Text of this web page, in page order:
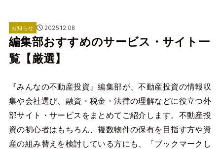
お知らせ 2025.12.08
編集部おすすめのサービス・サイト一
覧【厳選】
『みんなの不動産投資』編集部が、不動産投資の情報収
集や会社選び、融資・税金・法律の理解などに役立つ外
部サイト・サービスをまとめてご紹介します。不動産投
資の初心者はもちろん、複数物件の保有を目指す方や資
産の組み替えを検討している方にも、「ブックマークし